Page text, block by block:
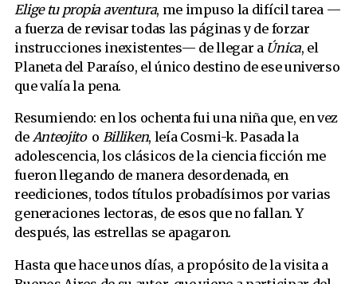
Elige tu propia aventura, me impuso la difícil tarea —
a fuerza de revisar todas las páginas y de forzar
instrucciones inexistentes— de llegar a Única, el
Planeta del Paraíso, el único destino de ese universo
que valía la pena.
Resumiendo: en los ochenta fui una niña que, en vez
de Anteojitoo Billiken, leía Cosmi-k. Pasada la
adolescencia, los clásicos de la ciencia ficción me
fueron llegando de manera desordenada, en
reediciones, todos títulos probadísimos por varias
generaciones lectoras, de esos que no fallan. Y
después, las estrellas se apagaron.
Hasta que hace unos días, a propósito de la visita a